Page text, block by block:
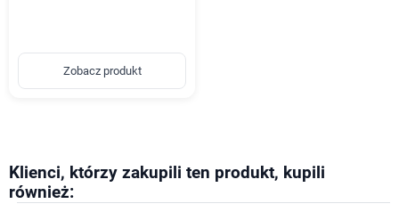
Zobacz produkt
Klienci, którzy zakupili ten produkt, kupili
również: